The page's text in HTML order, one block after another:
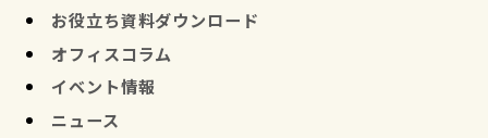
お役立ち資料ダウンロード
オフィスコラム
イベント情報
ニュース